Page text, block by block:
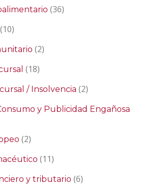
(36)
(10)
(2)
(18)
/ Insolvencia (2)
y Publicidad Engañosa
(2)
(11)
y tributario (6)